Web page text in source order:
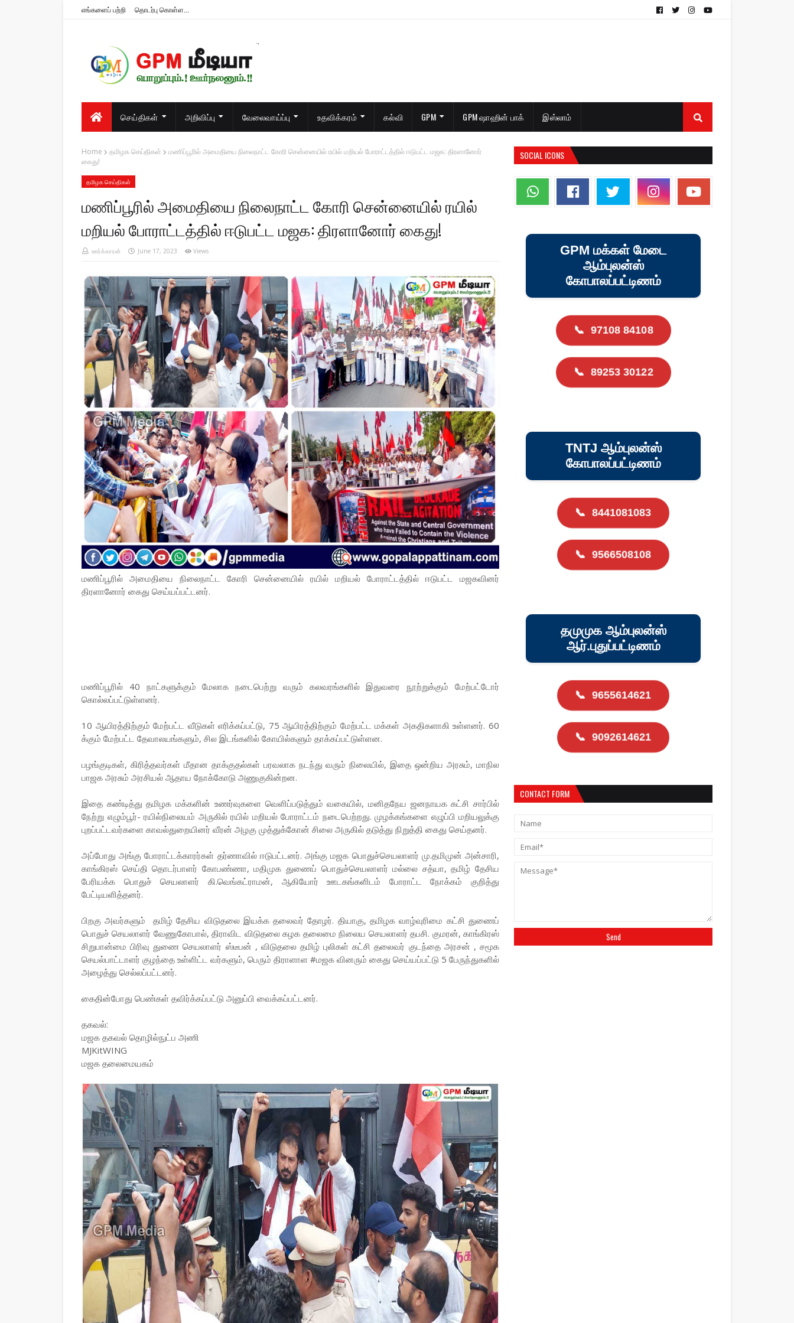
எங்களைப் பற்றி தொடர்பு கொள்ள...
செய்திகள்
அறிவிப்பு வேலைவாய்ப்பு உதவிக்கரம் கல்வி GPM GPM ஷாஹின் பாக் இஸ்லாம்
Home தமிழக செய்திகள்
மணிப்பூரில் அமைதியை நிலைநாட்ட கோரி சென்னையில் ரயில் மறியல் போராட்டத்தில் ஈடுபட்ட மஜக: திரளானோர்
கைது!
தமிழக செய்திகள்
மணிப்பூரில் அமைதியை நிலைநாட்ட கோரி சென்னையில் ரயில்
மறியல் போராட்டத்தில் ஈடுபட்ட மஜக: திரளானோர் கைது!
ஊர்க்காரன் June 17, 2023 Views
மணிப்பூரில் அமைதியை நிலைநாட்ட கோரி சென்னையில் ரயில் மறியல் போராட்டத்தில் ஈடுபட்ட மஜகவினர்
திரளானோர் கைது செய்யப்பட்டனர்.
மணிப்பூரில் 40 நாட்களுக்கும் மேலாக நடைபெற்று வரும் கலவரங்களில் இதுவரை நூற்றுக்கும் மேற்பட்டோர்
கொல்லப்பட்டுள்ளனர்.
10 ஆயிரத்திற்கும் மேற்பட்ட வீடுகள் எரிக்கப்பட்டு, 75 ஆயிரத்திற்கும் மேற்பட்ட மக்கள் அகதிகளாகி உள்ளனர். 60
க்கும் மேற்பட்ட தேவாலயங்களும், சில இடங்களில் கோயில்களும் தாக்கப்பட்டுள்ளன.
பழங்குடிகள், கிரித்தவர்கள் மீதான தாக்குதல்கள் பரவலாக நடந்து வரும் நிலையில், இதை ஒன்றிய அரசும், மாநில
பாஜக அரசும் அரசியல் ஆதாய நோக்கோடு அணுகுகின்றன.
இதை கண்டித்து தமிழக மக்களின் உணர்வுகளை வெளிப்படுத்தும் வகையில், மனிதநேய ஜனநாயக கட்சி சார்பில்
நேற்று எழும்பூர்- ரயில்நிலையம் அருகில் ரயில் மறியல் போராட்டம் நடைபெற்றது. முழக்கங்களை எழுப்பி மறியலுக்கு
புறப்பட்டவர்களை காவல்துறையினர் வீரன் அழகு முத்துக்கோன் சிலை அருகில் தடுத்து நிறுத்தி கைது செய்தனர்.
அப்போது அங்கு போராட்டக்காரர்கள் தர்ணாவில் ஈடுபட்டனர். அங்கு மஜக பொதுச்செயலாளர் மு.தமிமுன் அன்சாரி,
காங்கிரஸ் செய்தி தொடர்பாளர் கோபண்ணா, மதிமுக துணைப் பொதுச்செயலாளர் மல்லை சத்யா, தமிழ் தேசிய
பேரியக்க பொதுச் செயலாளர் கி.வெங்கட்ராமன், ஆகியோர் ஊடகங்களிடம் போராட்ட நோக்கம் குறித்து
பேட்டியளித்தனர்.
பிறகு அவர்களும் தமிழ் தேசிய விடுதலை இயக்க தலைவர் தோழர். தியாகு, தமிழக வாழ்வுரிமை கட்சி துணைப்
பொதுச் செயலாளர் வேணுகோபால், திராவிட விடுதலை கழக தலைமை நிலைய செயலாளர் தபசி. குமரன், காங்கிரஸ்
சிறுபான்மை பிரிவு துணை செயலாளர் ஸ்டீபன் , விடுதலை தமிழ் புலிகள் கட்சி தலைவர் குடந்தை அரசன் , சமூக
செயல்பாட்டாளர் குழந்தை உள்ளிட்ட வர்களும், பெரும் திராளாள #மஜக வினரும் கைது செய்யப்பட்டு 5 பேருந்துகளில்
அழைத்து செல்லப்பட்டனர்.
கைதின்போது பெண்கள் தவிர்க்கப்பட்டு அனுப்பி வைக்கப்பட்டனர்.
தகவல்:
மஜக தகவல் தொழில்நுட்ப அணி
MJKitWING
மஜக தலைமையகம்
SOCIAL ICONS
GPM மக்கள் மேடை
ஆம்புலன்ஸ்
கோபாலப்பட்டிணம்
📞 97108 84108
📞 89253 30122
TNTJ ஆம்புலன்ஸ்
கோபாலப்பட்டிணம்
📞 8441081083
📞 9566508108
தமுமுக ஆம்புலன்ஸ்
ஆர்.புதுப்பட்டிணம்
📞 9655614621
📞 9092614621
CONTACT FORM